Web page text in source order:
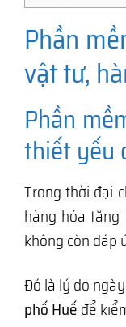
Phần
vật tư,
Phần
thiết yếu
Trong thời đại
hàng hóa
không còn đáp
Đó là lý do
phố Huế để